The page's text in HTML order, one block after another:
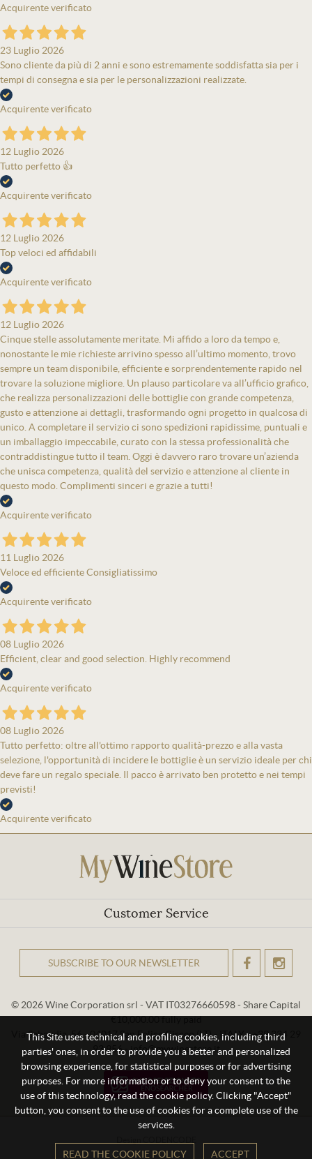
Acquirente verificato
23 Luglio 2026
Sono cliente da più di 2 anni e sono estremamente soddisfatta sia per i
tempi di consegna e sia per le personalizzazioni realizzate.
Acquirente verificato
12 Luglio 2026
Tutto perfetto 👍
Acquirente verificato
12 Luglio 2026
Top veloci ed affidabili
Acquirente verificato
12 Luglio 2026
Cinque stelle assolutamente meritate. Mi affido a loro da tempo e,
nonostante le mie richieste arrivino spesso all’ultimo momento, trovo
sempre un team disponibile, efficiente e sorprendentemente rapido nel
trovare la soluzione migliore. Un plauso particolare va all’ufficio grafico,
che realizza personalizzazioni delle bottiglie con grande competenza,
gusto e attenzione ai dettagli, trasformando ogni progetto in qualcosa di
unico. A completare il servizio ci sono spedizioni rapidissime, puntuali e
un imballaggio impeccabile, curato con la stessa professionalità che
contraddistingue tutto il team. Oggi è davvero raro trovare un’azienda
che unisca competenza, qualità del servizio e attenzione al cliente in
questo modo. Complimenti sinceri e grazie a tutti!
Acquirente verificato
11 Luglio 2026
Veloce ed efficiente Consigliatissimo
Acquirente verificato
08 Luglio 2026
Efficient, clear and good selection. Highly recommend
Acquirente verificato
08 Luglio 2026
Tutto perfetto: oltre all'ottimo rapporto qualità-prezzo e alla vasta
selezione, l'opportunità di incidere le bottiglie è un servizio ideale per chi
deve fare un regalo speciale. Il pacco è arrivato ben protetto e nei tempi
previsti!
Acquirente verificato
Customer Service
This Site uses technical and profiling cookies, including third
parties' ones, in order to provide you a better and personalized
browsing experience, for statistical purposes or for advertising
purposes. For more information or to deny your consent to the
use of this technology, read the cookie policy. Clicking "Accept"
button, you consent to the use of cookies for a complete use of the
services.
READ THE COOKIE POLICY ACCEPT
SUBSCRIBE TO OUR NEWSLETTER
© 2026 Wine Corporation srl - VAT IT03276660598 - Share Capital
€10,000.00 fully paid
Via Sabaudia, 56 - 04017 San Felice Circeo (LT) - ITALY - +39 334 29
93 956 - info@mywinestore.it